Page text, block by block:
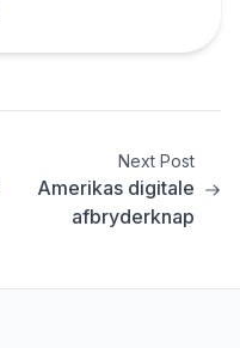
Next Post
Amerikas digitale
afbryderknap